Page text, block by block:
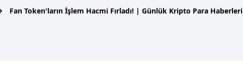
Fan Token'ların İşlem Hacmi Fırladı! | Günlük Kripto Para Haberleri